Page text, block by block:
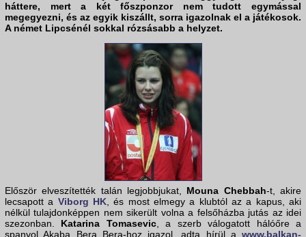
háttere, mert a két főszponzor nem tudott egymással
megegyezni, és az egyik kiszállt, sorra igazolnak el a játékosok.
A német Lipcsénél sokkal rózsásabb a helyzet.
Először elveszítették talán legjobbjukat, Mouna Chebbah-t, akire
lecsapott a Viborg HK, és most elmegy a klubtól az a kapus, aki
nélkül tulajdonképpen nem sikerült volna a felsőházba jutás az idei
szezonban. Katarina Tomasevic, a szerb válogatott hálóőre a
spanyol Akaba Bera Bera-hoz igazol, adta hírül a www.balkan-